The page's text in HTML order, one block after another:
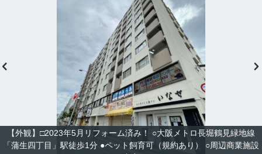
【外観】□2023年5月リフォーム済み！ ○大阪メトロ長堀鶴見緑地線
「蒲生四丁目」駅徒歩1分 ●ペット飼育可（規約あり） ○周辺商業施設